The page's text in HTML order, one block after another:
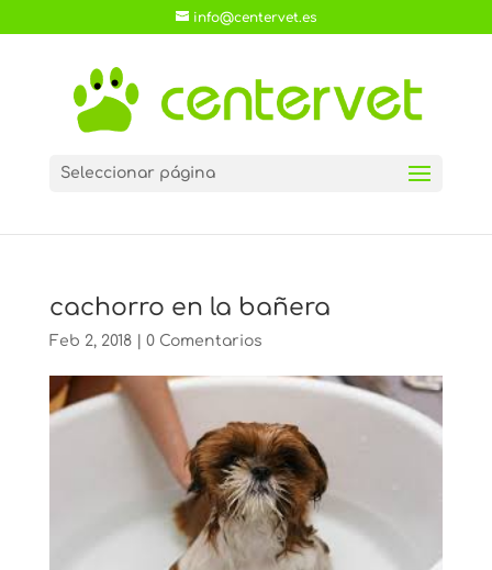
info@centervet.es
Seleccionar página
cachorro en la bañera
Feb 2, 2018| 0 Comentarios